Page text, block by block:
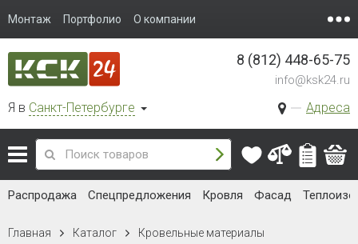
Монтаж Портфолио О компании
Я в Санкт-Петербурге Адреса
8 (812) 448-65-75
info@ksk24.ru
Распродажа Спецпредложения Кровля Фасад
Главная Каталог Кровельные материалы